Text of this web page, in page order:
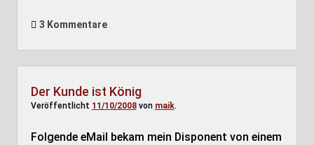
3 Kommentare
Der Kunde ist König
Veröffentlicht 11/10/2008von maik.
Folgende eMail bekam mein Disponent von einem